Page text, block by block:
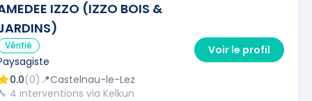
IZZO (IZZO BOIS &
Vérifié
0.0(0) 📍Castelnau-le-Lez
4 interventions via Kelkun
Voir le profil